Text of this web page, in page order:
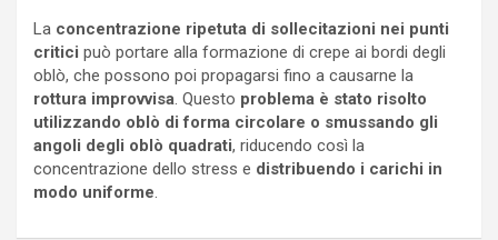
La concentrazione ripetuta di sollecitazioni nei punti
critici può portare alla formazione di crepe ai bordi degli
oblò, che possono poi propagarsi fino a causarne la
rottura improvvisa. Questo problema è stato risolto
utilizzando oblò di forma circolare o smussando gli
angoli degli oblò quadrati, riducendo così la
concentrazione dello stress e distribuendo i carichi in
modo uniforme.